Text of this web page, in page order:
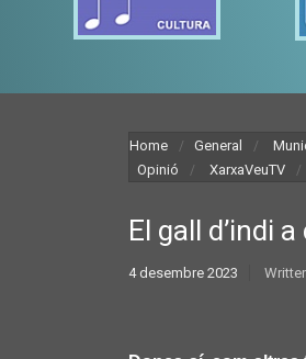
Home General
Opinió
XarxaVeuTV
El gall d’indi
4 desembre 2023